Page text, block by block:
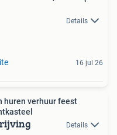
Details
16 jul 26
huren verhuur feest
Details